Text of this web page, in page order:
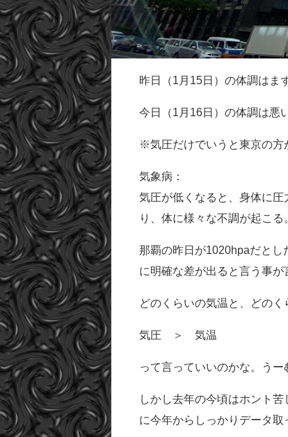
昨日（1月15日）の体調はま
今日（1月16日）の体調は悪
※気圧だけでいうと東京の方
気象病：
気圧が低くなると、身体に
り、体に様々な不調が起こ
那覇の昨日が1020hpaだとし
に明確な差が出ると言う事が
どのくらいの気温と、どの
気圧 ＞ 気温
って言っていいのかな。うー
しかし去年の今頃はホント
に今年からしっかりデータ取